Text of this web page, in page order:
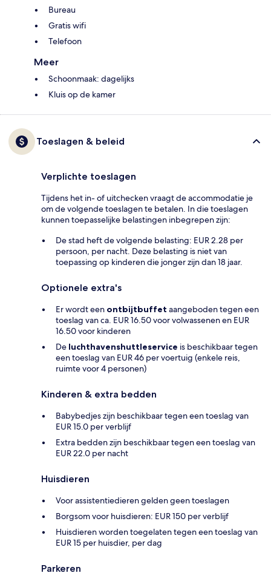
Bureau
Gratis wifi
Telefoon
Meer
Schoonmaak: dagelijks
Kluis op de kamer
Toeslagen & beleid
Verplichte toeslagen
Tijdens het in- of uitchecken vraagt de accommodatie je
om de volgende toeslagen te betalen. In die toeslagen
kunnen toepasselijke belastingen inbegrepen zijn:
De stad heft de volgende belasting: EUR 2.28 per
persoon, per nacht. Deze belasting is niet van
toepassing op kinderen die jonger zijn dan 18 jaar.
Optionele extra's
Er wordt een ontbijtbuffet aangeboden tegen een
toeslag van ca. EUR 16.50 voor volwassenen en EUR
16.50 voor kinderen
De luchthavenshuttleservice is beschikbaar tegen
een toeslag van EUR 46 per voertuig (enkele reis,
ruimte voor 4 personen)
Kinderen & extra bedden
Babybedjes zijn beschikbaar tegen een toeslag van
EUR 15.0 per verblijf
Extra bedden zijn beschikbaar tegen een toeslag van
EUR 22.0 per nacht
Huisdieren
Voor assistentiedieren gelden geen toeslagen
Borgsom voor huisdieren: EUR 150 per verblijf
Huisdieren worden toegelaten tegen een toeslag van
EUR 15 per huisdier, per dag
Parkeren